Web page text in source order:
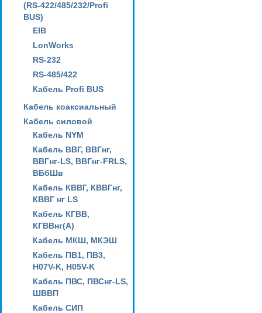
(RS-422/485/232/Profi
BUS)
EIB
LonWorks
RS-232
RS-485/422
Кабель Profi BUS
Кабель коаксиальный
Кабель силовой
Кабель NYM
Кабель ВВГ, ВВГнг,
ВВГнг-LS, ВВГнг-FRLS,
ВБбШв
Кабель КВВГ, КВВГнг,
КВВГ нг LS
Кабель КГВВ,
КГВВнг(А)
Кабель МКШ, МКЭШ
Кабель ПВ1, ПВ3,
H07V-K, H05V-K
Кабель ПВС, ПВСнг-LS,
ШВВП
Кабель СИП